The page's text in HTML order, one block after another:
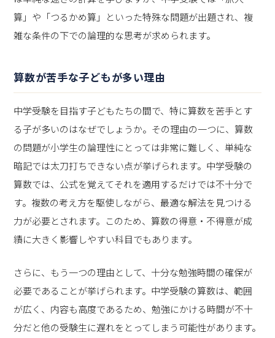
算」や「つるかめ算」といった特殊な問題が出題され、複
雑な条件の下での論理的な思考が求められます。
算数が苦手な子どもが多い理由
中学受験を目指す子どもたちの間で、特に算数を苦手とす
る子が多いのはなぜでしょうか。その理由の一つに、算数
の問題が小学生の論理性にとっては非常に難しく、単純な
暗記では太刀打ちできない点が挙げられます。中学受験の
算数では、公式を覚えてそれを適用するだけでは不十分で
す。複数の考え方を駆使しながら、最適な解法を見つける
力が必要とされます。このため、算数の得意・不得意が成
績に大きく影響しやすい科目でもあります。
さらに、もう一つの理由として、十分な勉強時間の確保が
必要であることが挙げられます。中学受験の算数は、範囲
が広く、内容も高度であるため、勉強にかける時間が不十
分だと他の受験生に遅れをとってしまう可能性があります。